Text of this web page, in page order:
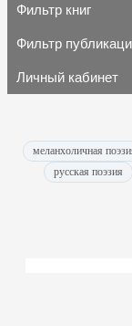
Фильтр книг
Фильтр
Личный кабинет
меланхоличная
русская поэзия